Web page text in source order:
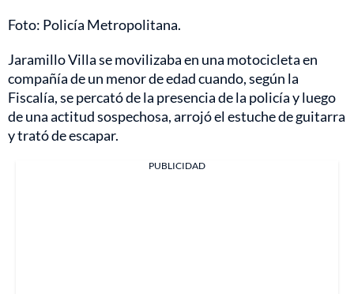
Foto: Policía Metropolitana.
Jaramillo Villa se movilizaba en una motocicleta en
compañía de un menor de edad cuando, según la
Fiscalía, se percató de la presencia de la policía y luego
de una actitud sospechosa, arrojó el estuche de guitarra
y trató de escapar.
PUBLICIDAD